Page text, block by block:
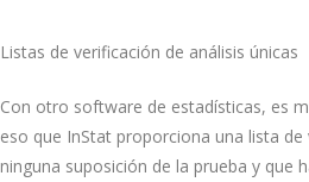
Listas de verificación de análisis únicas
Con otro software de estadísticas, es
eso que InStat proporciona una lista
ninguna suposición de la prueba y que